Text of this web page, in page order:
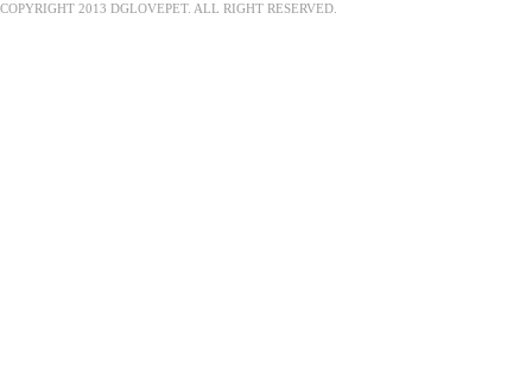
COPYRIGHT 2013 DGLOVEPET. ALL RIGHT RESERVED.